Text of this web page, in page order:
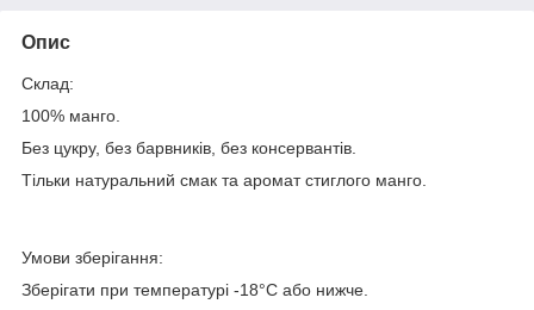
Опис
Склад:
100% манго.
Без цукру, без барвників, без консервантів.
Тільки натуральний смак та аромат стиглого манго.
Умови зберігання:
Зберігати при температурі -18°C або нижче.